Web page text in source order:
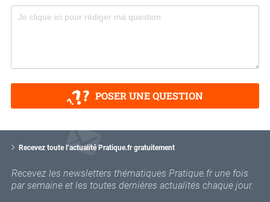
POSER UNE QUESTION
Recevez toute l’actualité Pratique.fr gratuitement
Recevez les newsletters thématiques Pratique.fr une fois
par semaine et les toutes dernières actualités chaque jour.
o
r
e
e